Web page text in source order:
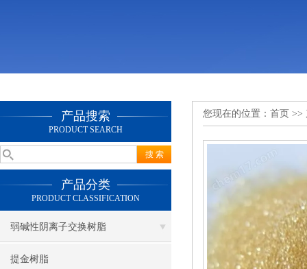
产品搜索
PRODUCT SEARCH
产品分类
PRODUCT CLASSIFICATION
弱碱性阴离子交换树脂
提金树脂
您现在的位置： 首页 >>